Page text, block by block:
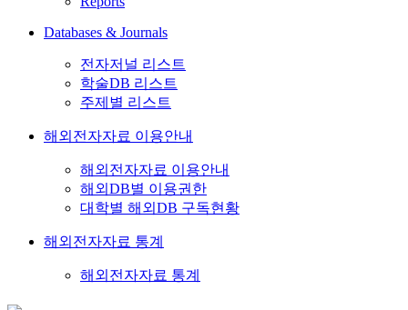
Databases & Journals
전자저널 리스트
학술DB 리스트
주제별 리스트
해외전자자료 이용안내
해외전자자료 이용안내
해외DB별 이용권한
대학별 해외DB 구독현황
해외전자자료 통계
해외전자자료 통계